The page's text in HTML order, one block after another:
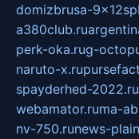
domizbrusa-
a380club.ru
perk-oka.rug-
naruto-x.ru
spayderhed-2022.ru
webamator.ruma-
nv-750.runews-